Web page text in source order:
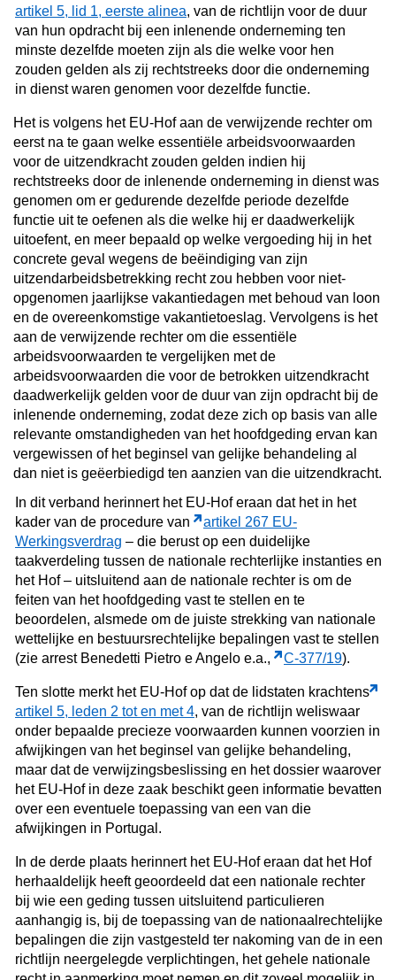
artikel 5, lid 1, eerste alinea, van de richtlijn voor de duur
van hun opdracht bij een inlenende onderneming ten
minste dezelfde moeten zijn als die welke voor hen
zouden gelden als zij rechtstreeks door die onderneming
in dienst waren genomen voor dezelfde functie.
Het is volgens het EU-Hof aan de verwijzende rechter om
eerst na te gaan welke essentiële arbeidsvoorwaarden
voor de uitzendkracht zouden gelden indien hij
rechtstreeks door de inlenende onderneming in dienst was
genomen om er gedurende dezelfde periode dezelfde
functie uit te oefenen als die welke hij er daadwerkelijk
uitoefent, en meer bepaald op welke vergoeding hij in het
concrete geval wegens de beëindiging van zijn
uitzendarbeidsbetrekking recht zou hebben voor niet-
opgenomen jaarlijkse vakantiedagen met behoud van loon
en de overeenkomstige vakantietoeslag. Vervolgens is het
aan de verwijzende rechter om die essentiële
arbeidsvoorwaarden te vergelijken met de
arbeidsvoorwaarden die voor de betrokken uitzendkracht
daadwerkelijk gelden voor de duur van zijn opdracht bij de
inlenende onderneming, zodat deze zich op basis van alle
relevante omstandigheden van het hoofdgeding ervan kan
vergewissen of het beginsel van gelijke behandeling al
dan niet is geëerbiedigd ten aanzien van die uitzendkracht.
In dit verband herinnert het EU-Hof eraan dat het in het
kader van de procedure van
artikel 267 EU-
Werkingsverdrag – die berust op een duidelijke
taakverdeling tussen de nationale rechterlijke instanties en
het Hof – uitsluitend aan de nationale rechter is om de
feiten van het hoofdgeding vast te stellen en te
beoordelen, alsmede om de juiste strekking van nationale
wettelijke en bestuursrechtelijke bepalingen vast te stellen
(zie arrest Benedetti Pietro e Angelo e.a.,
C‑377/19).
Ten slotte merkt het EU-Hof op dat de lidstaten krachtens
artikel 5, leden 2 tot en met 4, van de richtlijn weliswaar
onder bepaalde precieze voorwaarden kunnen voorzien in
afwijkingen van het beginsel van gelijke behandeling,
maar dat de verwijzingsbeslissing en het dossier waarover
het EU-Hof in deze zaak beschikt geen informatie bevatten
over een eventuele toepassing van een van die
afwijkingen in Portugal.
In de derde plaats herinnert het EU-Hof eraan dat het Hof
herhaaldelijk heeft geoordeeld dat een nationale rechter
bij wie een geding tussen uitsluitend particulieren
aanhangig is, bij de toepassing van de nationaalrechtelijke
bepalingen die zijn vastgesteld ter nakoming van de in een
richtlijn neergelegde verplichtingen, het gehele nationale